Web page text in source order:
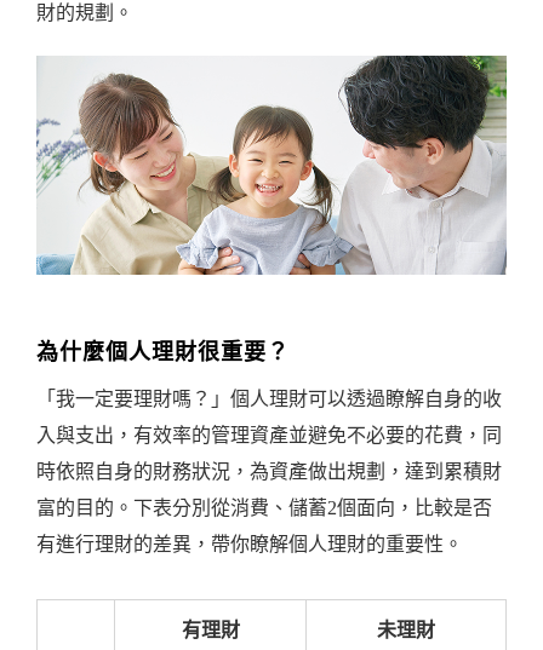
財的規劃。
為什麼個人理財很重要？
「我一定要理財嗎？」個人理財可以透過瞭解自身的收
入與支出，有效率的管理資產並避免不必要的花費，同
時依照自身的財務狀況，為資產做出規劃，達到累積財
富的目的。下表分別從消費、儲蓄2個面向，比較是否
有進行理財的差異，帶你瞭解個人理財的重要性。
有理財 未理財